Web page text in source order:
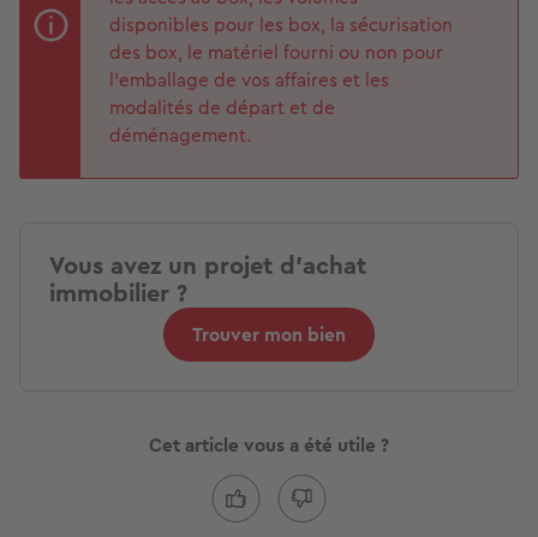
disponibles pour les box, la sécurisation
des box, le matériel fourni ou non pour
l’emballage de vos affaires et les
modalités de départ et de
déménagement.
Vous avez un projet d'achat
immobilier ?
Trouver mon bien
Cet article vous a été utile ?